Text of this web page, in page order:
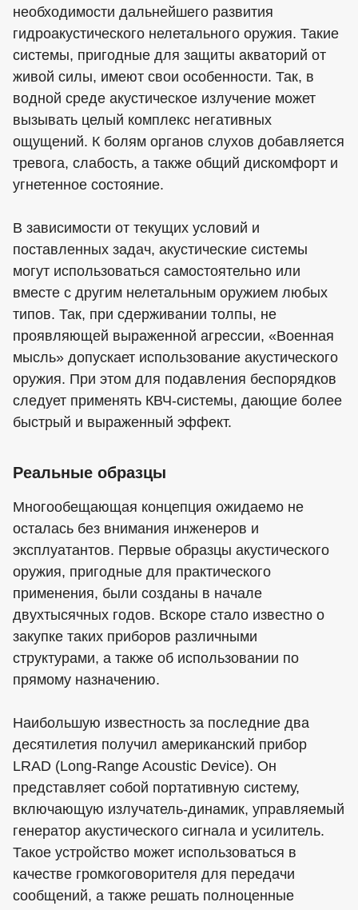
необходимости дальнейшего развития
гидроакустического нелетального оружия. Такие
системы, пригодные для защиты акваторий от
живой силы, имеют свои особенности. Так, в
водной среде акустическое излучение может
вызывать целый комплекс негативных
ощущений. К болям органов слухов добавляется
тревога, слабость, а также общий дискомфорт и
угнетенное состояние.
В зависимости от текущих условий и
поставленных задач, акустические системы
могут использоваться самостоятельно или
вместе с другим нелетальным оружием любых
типов. Так, при сдерживании толпы, не
проявляющей выраженной агрессии, «Военная
мысль» допускает использование акустического
оружия. При этом для подавления беспорядков
следует применять КВЧ-системы, дающие более
быстрый и выраженный эффект.
Реальные образцы
Многообещающая концепция ожидаемо не
осталась без внимания инженеров и
эксплуатантов. Первые образцы акустического
оружия, пригодные для практического
применения, были созданы в начале
двухтысячных годов. Вскоре стало известно о
закупке таких приборов различными
структурами, а также об использовании по
прямому назначению.
Наибольшую известность за последние два
десятилетия получил американский прибор
LRAD (Long-Range Acoustic Device). Он
представляет собой портативную систему,
включающую излучатель-динамик, управляемый
генератор акустического сигнала и усилитель.
Такое устройство может использоваться в
качестве громкоговорителя для передачи
сообщений, а также решать полноценные